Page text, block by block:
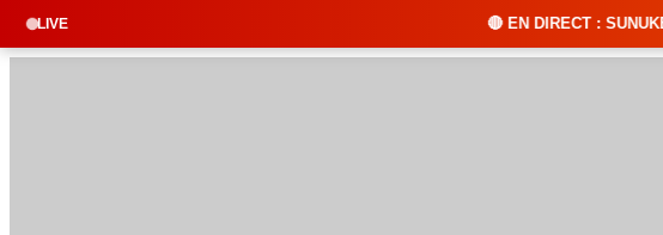
LIVE 🔴 EN DIRECT : SUNUKER FM •